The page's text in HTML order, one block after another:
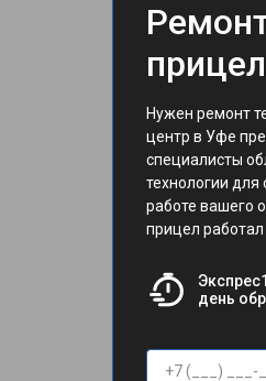
Нужен ремонт
центр в Уфе
специалисты
технологии
работе вашего
прицел работал
день